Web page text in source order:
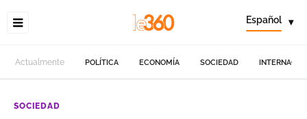
Español ▾
Actualmente POLÍTICA ECONOMÍA SOCIEDAD
SOCIEDAD